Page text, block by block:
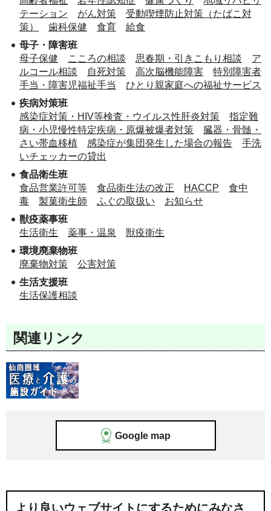
テーション
がん対策
受動喫煙防止対策（たばこ対
策）
歯科保健 食育
給食
母子・障害班
母子保健
こころの相談 思春期・引きこもり相談
ア
ルコール相談
自死対策 高次脳機能障害
特別障害者
手当・障害児福祉手当
ひとり親家庭への福祉サービス
疾病対策班
感染症対策・HIV等検査・ウイルス性肝炎対策
指定難
病・小児慢性特定疾病・原爆被爆者対策
臓器・骨髄・
さい帯血移植
感染症が集団発生した場合の報告
手洗
いチェッカーの貸出
食品衛生班
食品営業許可等
食品衛生法の改正 HACCP
食中
毒
製菓衛生師 ふぐの取扱い
お知らせ
獣疫薬事班
生活衛生
薬事・温泉
獣疫衛生
環境廃棄物班
廃棄物対策
公害対策
生活支援班
生活保護相談
関連リンク
Google map
より良いウェブサイトにするためにみなさ